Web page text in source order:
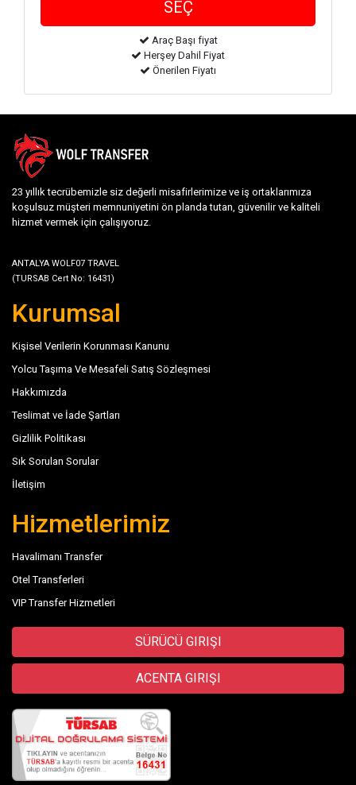
Araç Başı fiyat
Herşey Dahil Fiyat
Önerilen Fiyatı
23 yıllık tecrübemizle siz değerli misafirlerimize ve iş ortaklarımıza
koşulsuz müşteri memnuniyetini ön planda tutan, güvenilir ve kaliteli
hizmet vermek için çalışıyoruz.
ANTALYA WOLF07 TRAVEL
(TURSAB Cert No: 16431)
Kurumsal
Kişisel Verilerin Korunması Kanunu
Yolcu Taşıma Ve Mesafeli Satış Sözleşmesi
Hakkımızda
Teslimat ve İade Şartları
Gizlilik Politikası
Sık Sorulan Sorular
İletişim
Hizmetlerimiz
Havalimanı Transfer
Otel Transferleri
VIP Transfer Hizmetleri
SÜRÜCÜ GIRIŞI
ACENTA GIRIŞI